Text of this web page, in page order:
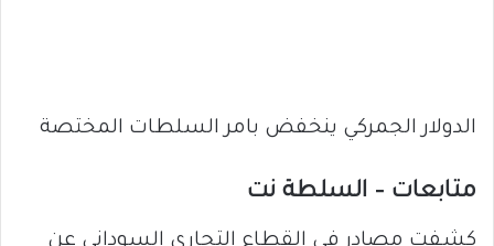
الدولار الجمركي ينخفض بامر السلطات المختصة
متابعات – السلطة نت